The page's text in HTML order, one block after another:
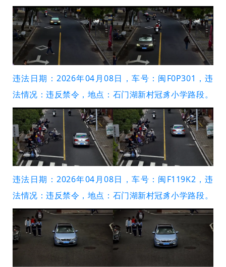
违法日期：2026年04月08日，车号：闽F0P301，违
法情况：违反禁令，地点：石门湖新村冠豸小学路段。
违法日期：2026年04月08日，车号：闽F119K2，违
法情况：违反禁令，地点：石门湖新村冠豸小学路段。